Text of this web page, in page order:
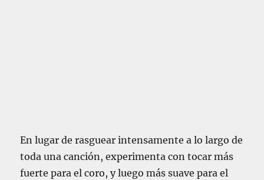
En lugar de rasguear intensamente a lo largo de
toda una canción, experimenta con tocar más
fuerte para el coro, y luego más suave para el